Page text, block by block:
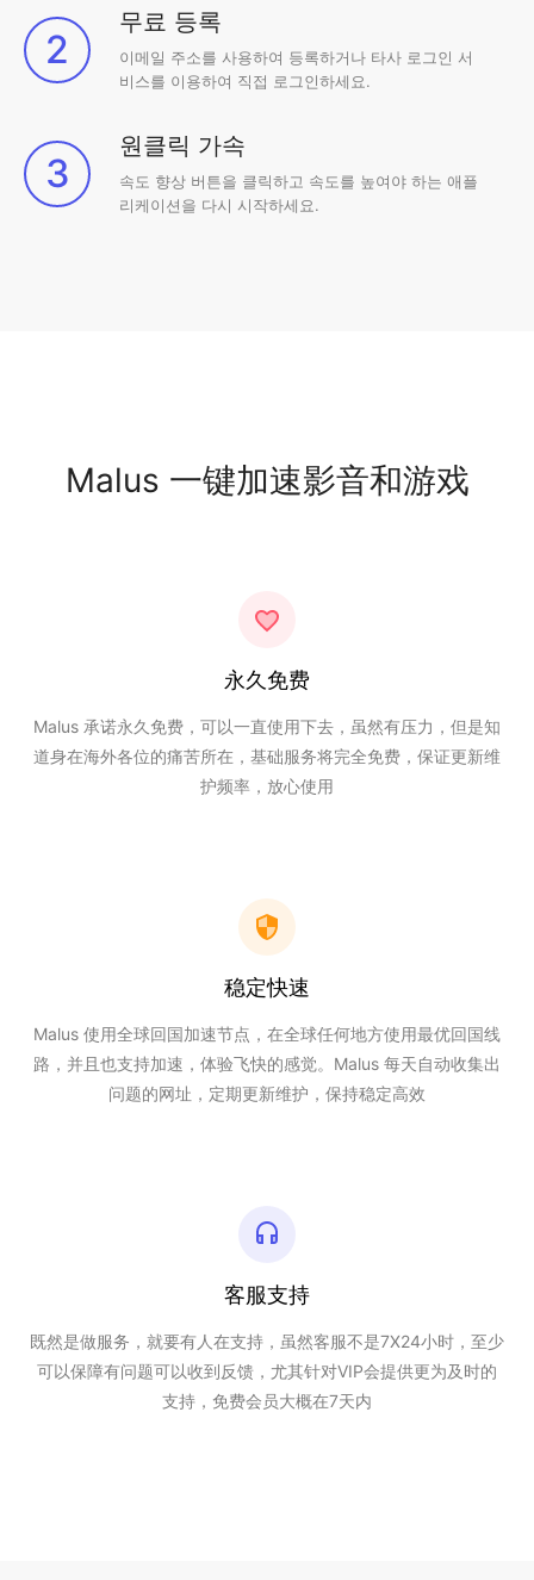
2
무료 등록
이메일 주소를 사용하여 등록하거나 타사 로그인 서
비스를 이용하여 직접 로그인하세요.
3
원클릭 가속
속도 향상 버튼을 클릭하고 속도를 높여야 하는 애플
리케이션을 다시 시작하세요.
Malus 一键加速影音和游戏
永久免费
Malus 承诺永久免费，可以一直使用下去，虽然有压力，但是知
道身在海外各位的痛苦所在，基础服务将完全免费，保证更新维
护频率，放心使用
稳定快速
Malus 使用全球回国加速节点，在全球任何地方使用最优回国线
路，并且也支持加速，体验飞快的感觉。Malus 每天自动收集出
问题的网址，定期更新维护，保持稳定高效
客服支持
既然是做服务，就要有人在支持，虽然客服不是7X24小时，至少
可以保障有问题可以收到反馈，尤其针对VIP会提供更为及时的
支持，免费会员大概在7天内